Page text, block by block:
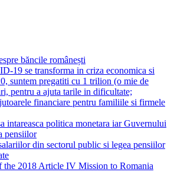
băncile românești
19 se transforma in criza economica si
suntem pregatiti cu 1 trilion (o mie de
pentru a ajuta tarile in dificultate;
financiare pentru familiile si firmele
intareasca politica monetara iar Guvernului
pensiilor
din sectorul public si legea pensiilor
the 2018 Article IV Mission to Romania